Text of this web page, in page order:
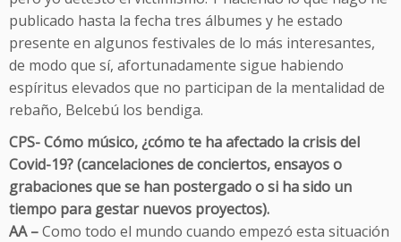
publicado hasta la fecha tres álbumes y he estado
presente en algunos festivales de lo más interesantes,
de modo que sí, afortunadamente sigue habiendo
espíritus elevados que no participan de la mentalidad de
rebaño, Belcebú los bendiga.
CPS- Cómo músico, ¿cómo te ha afectado la crisis del
Covid-19? (cancelaciones de conciertos, ensayos o
grabaciones que se han postergado o si ha sido un
tiempo para gestar nuevos proyectos).
AA –Como todo el mundo cuando empezó esta situación